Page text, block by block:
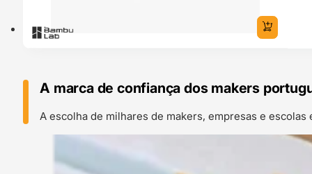
A marca de confiança dos makers
A escolha de milhares de makers, empresas e escolas